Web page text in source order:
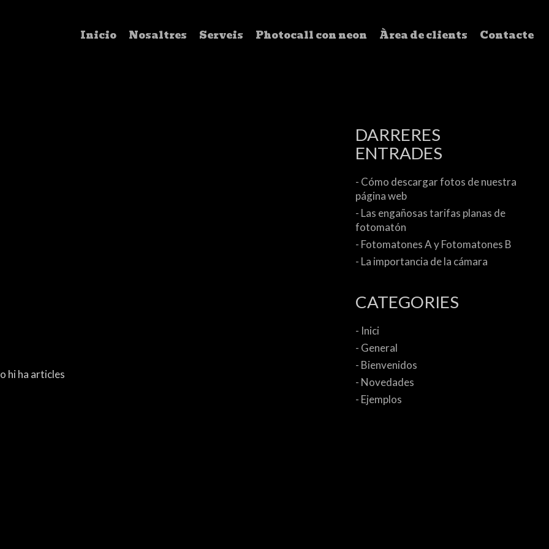
Inicio Nosaltres Serveis Photocall con neon Àrea de clients Contacte
hi ha articles
DARRERES
ENTRADES
- Cómo descargar fotos de nuestra
página web
- Las engañosas tarifas planas de
fotomatón
- Fotomatones A y Fotomatones B
- La importancia de la cámara
CATEGORIES
- Inici
- General
- Bienvenidos
- Novedades
- Ejemplos